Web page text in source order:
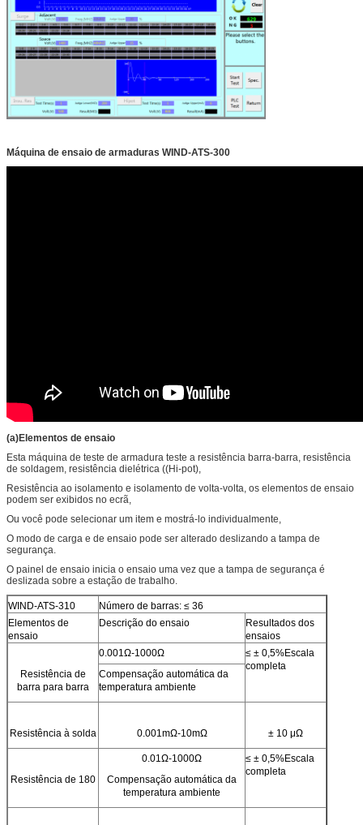
Máquina de ensaio de armaduras WIND-ATS-300
(a)Elementos de ensaio
Esta máquina de teste de armadura teste a resistência barra-barra, resistência
de soldagem, resistência dielétrica ((Hi-pot),
Resistência ao isolamento e isolamento de volta-volta, os elementos de ensaio
podem ser exibidos no ecrã,
Ou você pode selecionar um item e mostrá-lo individualmente,
O modo de carga e de ensaio pode ser alterado deslizando a tampa de
segurança.
O painel de ensaio inicia o ensaio uma vez que a tampa de segurança é
deslizada sobre a estação de trabalho.
WIND-ATS-310
Número de barras: ≤ 36
Elementos de
ensaio
Descrição do ensaio
Resultados dos
ensaios
Resistência de
barra para barra
0.001Ω-1000Ω
≤ ± 0,5%Escala
completa
Compensação automática da
temperatura ambiente
Resistência à solda 0.001mΩ-10mΩ ± 10 μΩ
Resistência de 180
0.01Ω-1000Ω
Compensação automática da
temperatura ambiente
≤ ± 0,5%Escala
completa